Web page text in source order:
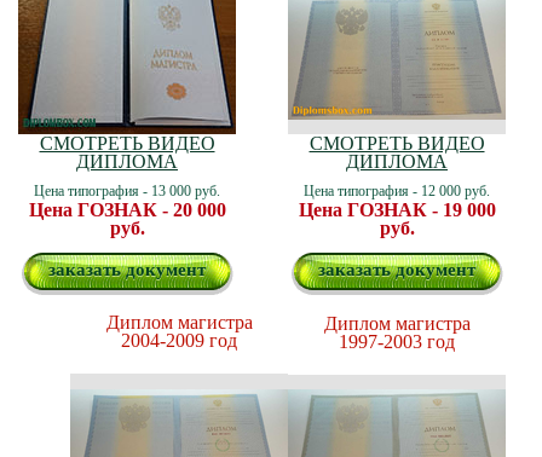
СМОТРЕТЬ ВИДЕО
ДИПЛОМА
Цена типография - 13 000 руб.
Цена ГОЗНАК - 20 000
руб.
заказать документ
СМОТРЕТЬ ВИДЕО
ДИПЛОМА
Цена типография - 12 000 руб.
Цена ГОЗНАК - 19 000
руб.
заказать документ
Диплом магистра
2004-2009 год
Диплом магистра
1997-2003 год